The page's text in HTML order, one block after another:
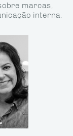
marcas,
interna.